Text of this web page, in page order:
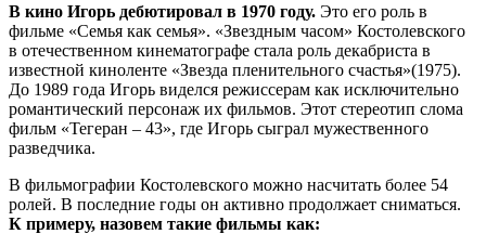
В кино Игорь дебютировал в 1970 году. Это его роль в
фильме «Семья как семья». «Звездным часом» Костолевского
в отечественном кинематографе стала роль декабриста в
известной киноленте «Звезда пленительного счастья»(1975).
До 1989 года Игорь виделся режиссерам как исключительно
романтический персонаж их фильмов. Этот стереотип слома
фильм «Тегеран – 43», где Игорь сыграл мужественного
разведчика.
В фильмографии Костолевского можно насчитать более 54
ролей. В последние годы он активно продолжает сниматься.
К примеру, назовем такие фильмы как: